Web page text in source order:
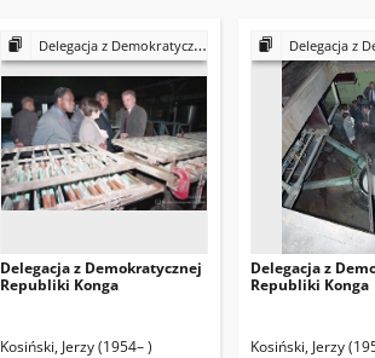
Delegacja z Demokratycznej Republiki Konga
Delegacja z Demokratycznej
Republiki Konga
Kosiński, Jerzy (1954– )
Delegacja z
Delegacja z
Republiki Konga
Kosiński, Jerzy